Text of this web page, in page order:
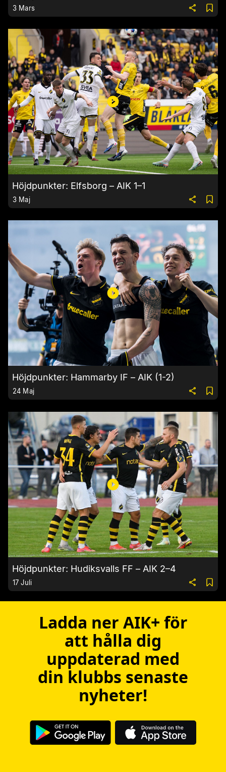
3 Mars
Höjdpunkter: Elfsborg – AIK 1–1
3 Maj
Höjdpunkter: Hammarby IF – AIK (1-2)
24 Maj
Höjdpunkter: Hudiksvalls FF – AIK 2–4
17 Juli
Ladda ner AIK+ för
att hålla dig
uppdaterad med
din klubbs senaste
nyheter!